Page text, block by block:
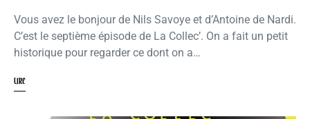
Vous avez le bonjour de Nils Savoye et d’Antoine de Nardi.
C’est le septième épisode de La Collec’. On a fait un petit
historique pour regarder ce dont on a…
LIRE